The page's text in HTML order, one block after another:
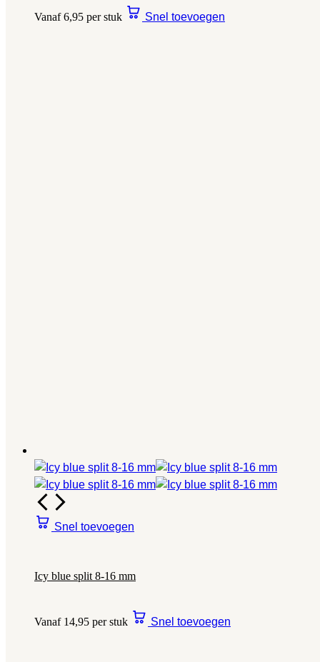
Vanaf 6,95 per stuk Snel toevoegen
Snel toevoegen
Icy blue split 8-16 mm
Vanaf 14,95 per stuk Snel toevoegen